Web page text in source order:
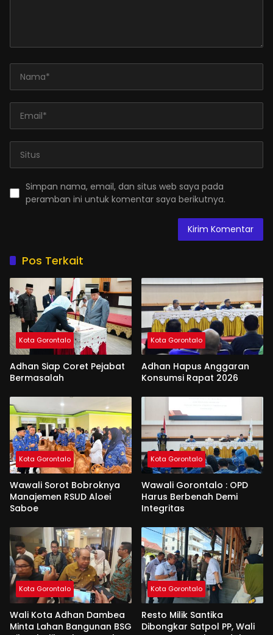
Simpan nama, email, dan situs web saya pada
peramban ini untuk komentar saya berikutnya.
Pos Terkait
Kota Gorontalo
Adhan Siap Coret Pejabat
Bermasalah
Kota Gorontalo
Adhan Hapus Anggaran
Konsumsi Rapat 2026
Kota Gorontalo
Wawali Sorot Bobroknya
Manajemen RSUD Aloei
Saboe
Kota Gorontalo
Wawali Gorontalo : OPD
Harus Berbenah Demi
Integritas
Kota Gorontalo
Wali Kota Adhan Dambea
Minta Lahan Bangunan BSG
Kota Gorontalo
Resto Milik Santika
Dibongkar Satpol PP, Wali